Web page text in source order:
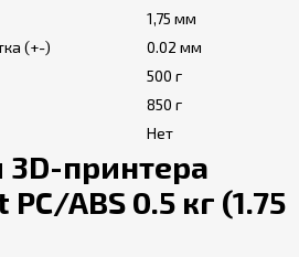
1,75 мм
(+-)
0.02 мм
500 г
850 г
Нет
3D-принтера
ABS 0.5 кг (1.75